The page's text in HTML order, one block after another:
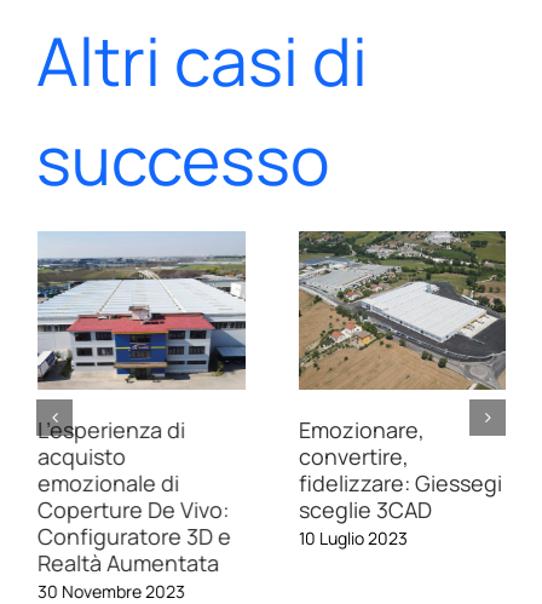
Altri casi di
successo
L’esperienza di
acquisto
emozionale di
Coperture De Vivo:
Configuratore 3D e
Realtà Aumentata
30 Novembre 2023
Emozionare,
convertire,
fidelizzare: Giessegi
sceglie 3CAD
10 Luglio 2023